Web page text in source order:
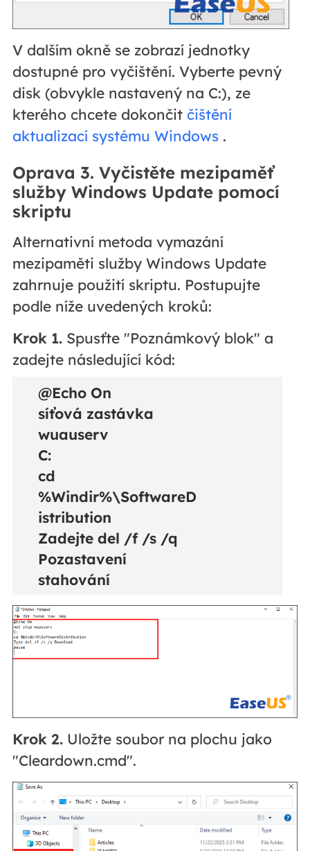
V dalším okně se zobrazí jednotky
dostupné pro vyčištění. Vyberte pevný
disk (obvykle nastavený na C:), ze
kterého chcete dokončit čištění
aktualizací systému Windows .
Oprava 3. Vyčistěte mezipaměť
služby Windows Update pomocí
skriptu
Alternativní metoda vymazání
mezipaměti služby Windows Update
zahrnuje použití skriptu. Postupujte
podle níže uvedených kroků:
Krok 1.Spusťte "Poznámkový blok" a
zadejte následující kód:
@Echo On
síťová zastávka
wuauserv
C:
cd
%Windir%\SoftwareD
istribution
Zadejte del /f /s /q
Pozastavení
stahování
Krok 2.Uložte soubor na plochu jako
"Cleardown.cmd".